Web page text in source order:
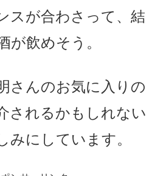
スが合わさって、結
が飲めそう。
さんのお気に入りの
されるかもしれない
みにしています。